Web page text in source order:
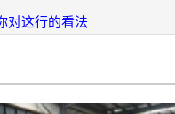
对这行的看法